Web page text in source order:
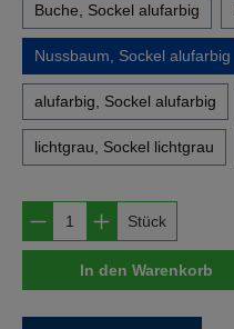
Buche, Sockel alufarbig
Nussbaum, Sockel alufarbig
alufarbig, Sockel alufarbig
lichtgrau, Sockel lichtgrau
Produkt Anzahl:
Stück
In den Warenkorb